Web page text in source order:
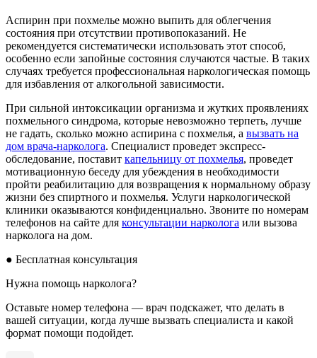
Аспирин при похмелье можно выпить для облегчения
состояния при отсутствии противопоказаний. Не
рекомендуется систематически использовать этот способ,
особенно если запойные состояния случаются частые. В таких
случаях требуется профессиональная наркологическая помощь
для избавления от алкогольной зависимости.
При сильной интоксикации организма и жутких проявлениях
похмельного синдрома, которые невозможно терпеть, лучше
не гадать, сколько можно аспирина с похмелья, а вызвать на
дом врача-нарколога. Специалист проведет экспресс-
обследование, поставит капельницу от похмелья, проведет
мотивационную беседу для убеждения в необходимости
пройти реабилитацию для возвращения к нормальному образу
жизни без спиртного и похмелья. Услуги наркологической
клиники оказываются конфиденциально. Звоните по номерам
телефонов на сайте для консультации нарколога или вызова
нарколога на дом.
● Бесплатная консультация
Нужна помощь нарколога?
Оставьте номер телефона — врач подскажет, что делать в
вашей ситуации, когда лучше вызвать специалиста и какой
формат помощи подойдет.